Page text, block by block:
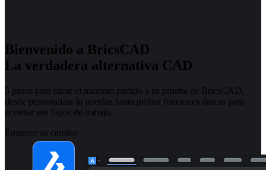
Bienvenido a BricsCAD
La verdadera alternativa CAD
5 pasos para sacar el máximo partido a su prueba de BricsCAD,
desde personalizar la interfaz hasta probar funciones únicas para
acelerar sus flujos de trabajo.
Empiece su camino